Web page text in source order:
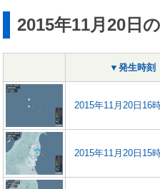
2015年11月20日
▼発生時刻
2015年11月20日16
2015年11月20日15